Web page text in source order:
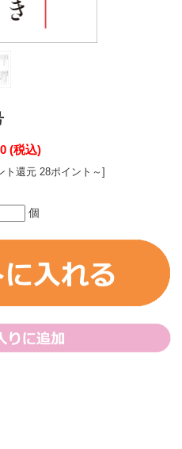
(税込)
ト還元 28ポイント～]
個